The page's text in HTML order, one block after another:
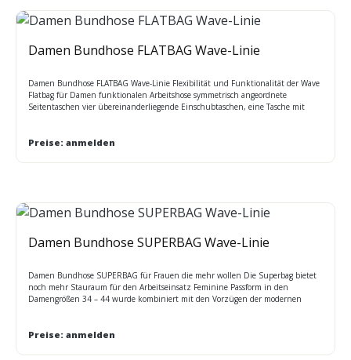
Damen Bundhose FLATBAG Wave-Linie
Damen Bundhose FLATBAG Wave-Linie Flexibilität und Funktionalität der Wave
Flatbag für Damen funktionalen Arbeitshose symmetrisch angeordnete
Seitentaschen vier übereinanderliegende Einschubtaschen, eine Tasche mit
Preise: anmelden
Damen Bundhose SUPERBAG Wave-Linie
Damen Bundhose SUPERBAG für Frauen die mehr wollen Die Superbag bietet
noch mehr Stauraum für den Arbeitseinsatz Feminine Passform in den
Damengrößen 34 – 44 wurde kombiniert mit den Vorzügen der modernen
Zollstock. verfügbare Größen: 34 - 44
Preise: anmelden